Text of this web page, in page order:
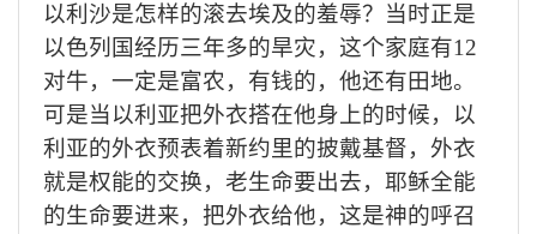
以利沙是怎样的滚去埃及的羞辱？当时正是
以色列国经历三年多的旱灾，这个家庭有12
对牛，一定是富农，有钱的，他还有田地。
可是当以利亚把外衣搭在他身上的时候，以
利亚的外衣预表着新约里的披戴基督，外衣
就是权能的交换，老生命要出去，耶稣全能
的生命要进来，把外衣给他，这是神的呼召